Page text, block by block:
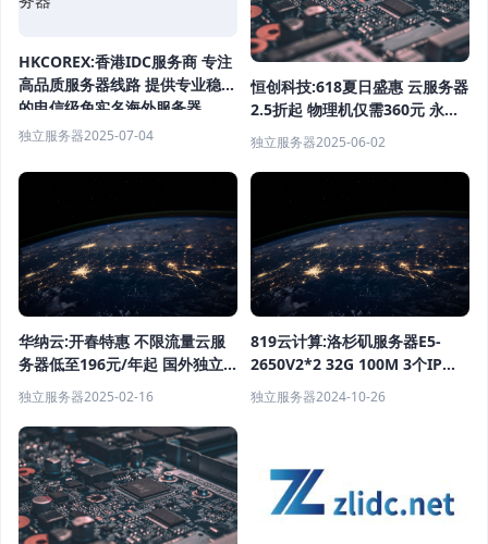
HKCOREX:香港IDC服务商 专注
高品质服务器线路 提供专业稳定
的电信级免实名海外服务器
独立服务器2025-07-04
恒创科技:618夏日盛惠 云服务器
2.5折起 物理机仅需360元 永久
优惠折扣
独立服务器2025-06-02
华纳云:开春特惠 不限流量云服
务器低至196元/年起 国外独立
服务器低至688元/月起
独立服务器2025-02-16
819云计算:洛杉矶服务器E5-
2650V2*2 32G 100M 3个IP
1265元/月（活动）
独立服务器2024-10-26